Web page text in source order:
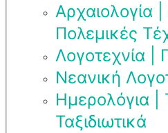
Αρχαιολογία |
Πολεμικές
Λογοτεχνία |
Νεανική
Ημερολόγια |
Ταξιδιωτικά